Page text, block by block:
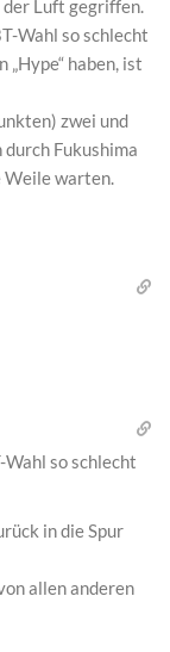
Luft gegriffen.
Wahl so schlecht
haben, ist
zwei und
Fukushima
Weile warten.
so schlecht
in die Spur
allen anderen